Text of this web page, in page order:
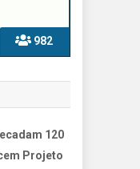
982
120
Projeto